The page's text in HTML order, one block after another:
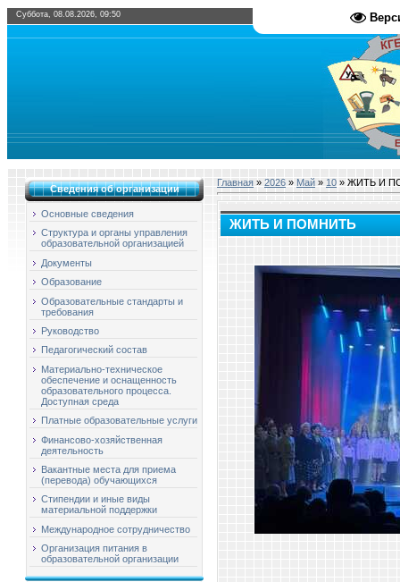
Суббота, 08.08.2026, 09:50
Сведения об организации
Основные сведения
Структура и органы управления
образовательной организацией
Документы
Образование
Образовательные стандарты и
требования
Руководство
Педагогический состав
Материально-техническое
обеспечение и оснащенность
образовательного процесса.
Доступная среда
Платные образовательные услуги
Финансово-хозяйственная
деятельность
Вакантные места для приема
(перевода) обучающихся
Стипендии и иные виды
материальной поддержки
Международное сотрудничество
Организация питания в
образовательной организации
Главная » 2026 » Май » 10 » ЖИТЬ И
ЖИТЬ И ПОМНИТЬ